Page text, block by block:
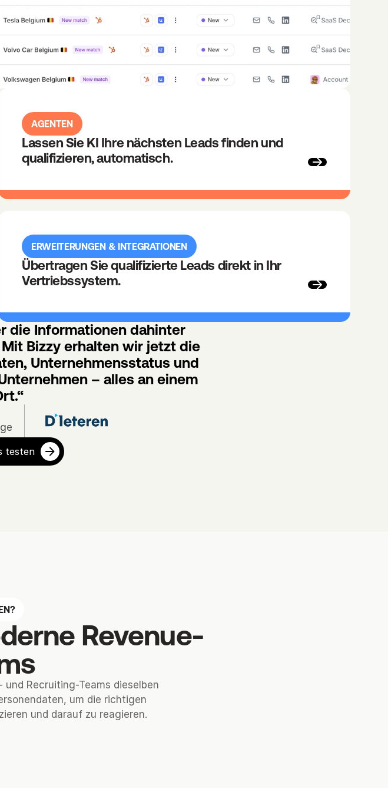
AGENTEN
Lassen Sie KI Ihre nächsten Leads finden und
qualifizieren, automatisch.
ERWEITERUNGEN & INTEGRATIONEN
Übertragen Sie qualifizierte Leads direkt in Ihr
Vertriebssystem.
die Informationen dahinter
Bizzy erhalten wir jetzt die
Unternehmensstatus und
– alles an einem
testen
Revenue-
Recruiting-Teams dieselben
um die richtigen
und darauf zu reagieren.